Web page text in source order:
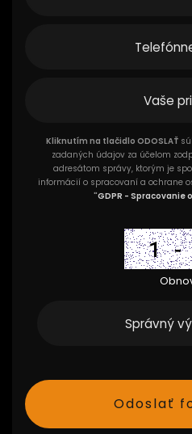
Kliknutím na tlačidlo ODOSLAŤ
zadaných údajov za účelom
adresátom správy, ktorým je
informácií o spracovaní a ochrane
"GDPR - Spracovanie